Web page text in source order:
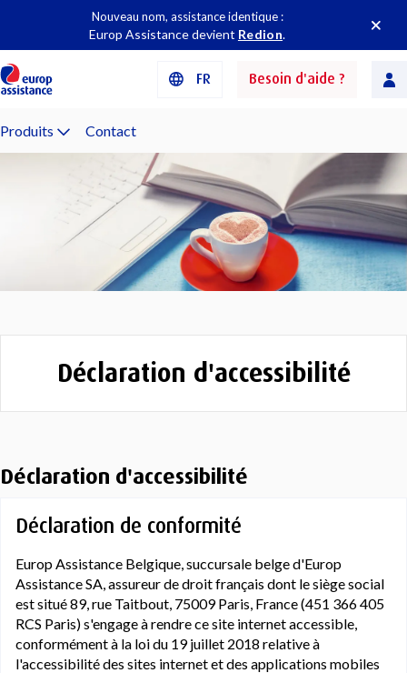
Nouveau nom, assistance identique :
Europ Assistance devient Redion.
FR Besoin d'aide ?
Produits Contact
Déclaration d'accessibilité
Déclaration d'accessibilité
Déclaration de conformité
Europ Assistance Belgique, succursale belge d'Europ
Assistance SA, assureur de droit français dont le siège social
est situé 89, rue Taitbout, 75009 Paris, France (451 366 405
RCS Paris) s'engage à rendre ce site internet accessible,
conformément à la loi du 19 juillet 2018 relative à
l'accessibilité des sites internet et des applications mobiles